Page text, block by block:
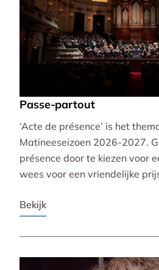
Passe-partout
‘Acte de présence’ is het
Matineeseizoen 2026-2027.
présence door te kiezen voor
wees voor een vriendelijke
Bekijk